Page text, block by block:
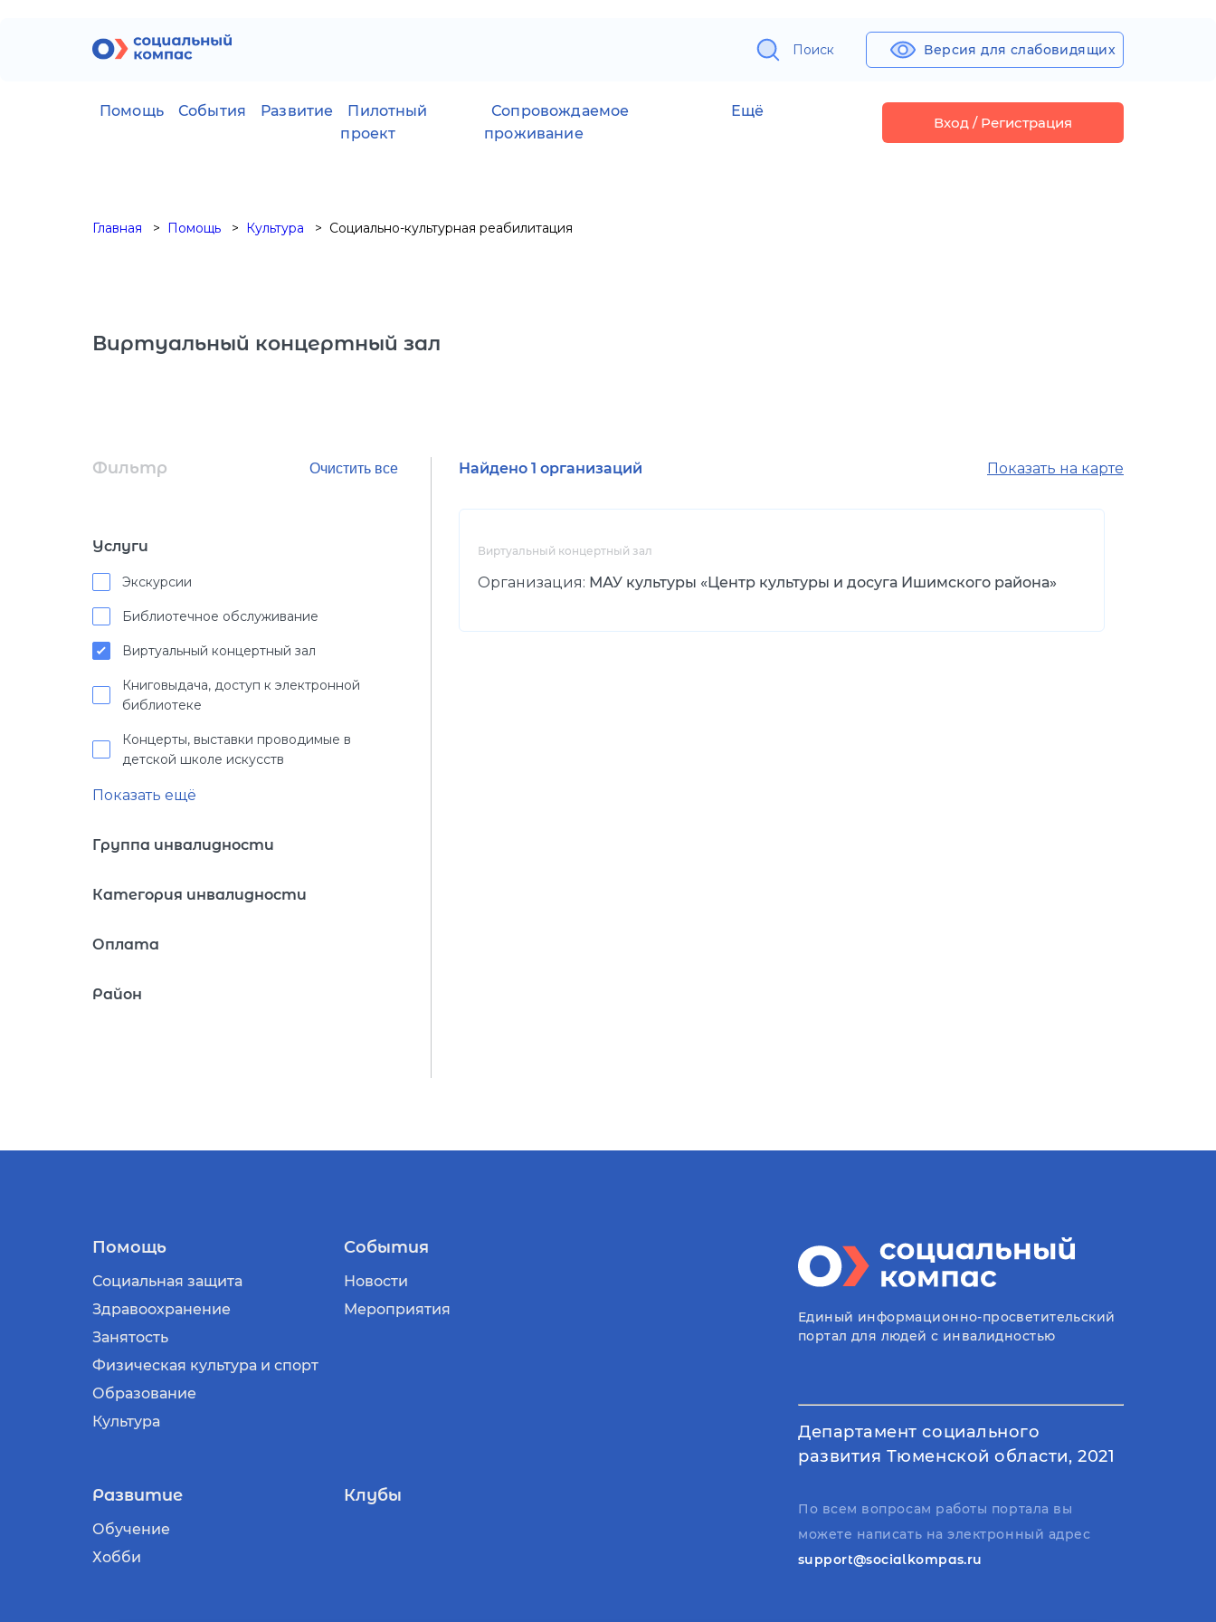
Поиск Версия для слабовидящих
Помощь События Развитие
Пилотный
проект
Сопровождаемое
проживание
Ещё
Вход / Регистрация
Главная Помощь Культура Социально-культурная реабилитация
Виртуальный концертный зал
Фильтр
Услуги
Экскурсии
Библиотечное обслуживание
Виртуальный концертный зал
Книговыдача, доступ к электронной
библиотеке
Концерты, выставки проводимые в
детской школе искусств
Показать ещё
Группа инвалидности
Категория инвалидности
Оплата
Район
Найдено 1 организаций Показать на карте
Виртуальный концертный зал
Организация: МАУ культуры «Центр культуры и досуга Ишимского района»
Помощь
Социальная защита
Здравоохранение
Занятость
Физическая культура и спорт
Образование
Культура
События
Новости
Мероприятия
Развитие
Обучение
Хобби
Клубы
Единый информационно-просветительский
портал для людей с инвалидностью
Департамент социального
развития Тюменской области, 2021
По всем вопросам работы портала вы
можете написать на электронный адрес
support@socialkompas.ru